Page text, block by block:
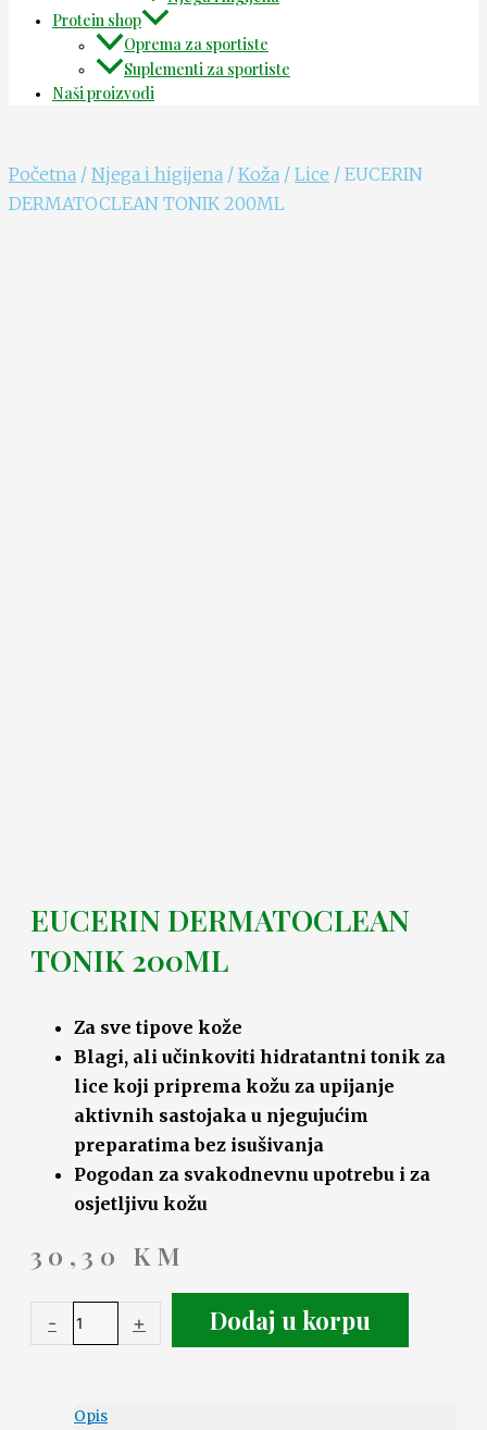
Protein shop
Oprema za sportiste
Suplementi za sportiste
Naši proizvodi
Početna / Njega i higijena / Koža / Lice / EUCERIN
DERMATOCLEAN TONIK 200ML
EUCERIN DERMATOCLEAN
TONIK 200ML
Za sve tipove kože
Blagi, ali učinkoviti hidratantni tonik za
lice koji priprema kožu za upijanje
aktivnih sastojaka u njegujućim
preparatima bez isušivanja
Pogodan za svakodnevnu upotrebu i za
osjetljivu kožu
30,30 KM
- + Dodaj u korpu
Opis